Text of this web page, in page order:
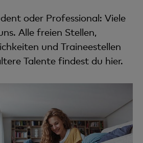
oder Professional: Viele
Alle freien Stellen,
und Traineestellen
Talente findest du hier.